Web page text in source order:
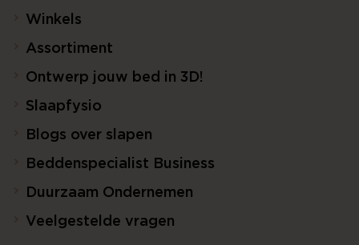
Winkels
Assortiment
Ontwerp jouw bed in 3D!
Slaapfysio
Blogs over slapen
Beddenspecialist Business
Duurzaam Ondernemen
Veelgestelde vragen